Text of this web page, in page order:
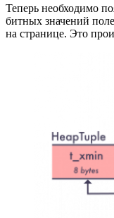
Теперь необходимо
битных значений
на странице. Это